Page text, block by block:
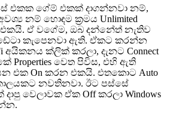
එකක ගේම් එකක් දාගන්නවා නම්,
නම් හොඳම ක්‍රමය Unlimited
ඒ වගේම, ඔබ දන්නේත් නැතිව
ඩේටා කැපෙනවා ඇති. ඒකට කරන්න
අයිකනය ක්ලික් කරලා, දැනට Connect
Properties වෙත පිවිස, එහි ඇති
කියන එක On කරන එකයි. එතකොට Auto
නවතිනවා. ඊට පස්සේ
දාපු වෙලාවක ඒක Off කරලා Windows